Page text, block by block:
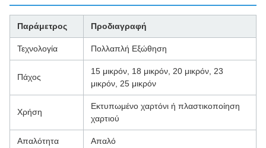
Παράμετρος Προδιαγραφή
Τεχνολογία Πολλαπλή Εξώθηση
Πάχος
15 μικρόν, 18 μικρόν, 20 μικρόν, 23
μικρόν, 25 μικρόν
Χρήση
Εκτυπωμένο χαρτόνι ή πλαστικοποίηση
χαρτιού
Απαλότητα Απαλό